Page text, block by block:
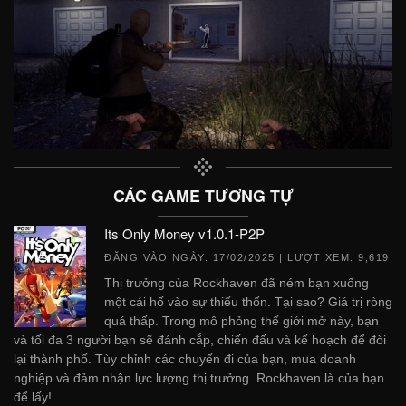
CÁC GAME TƯƠNG TỰ
Its Only Money v1.0.1-P2P
ĐĂNG VÀO NGÀY: 17/02/2025 | LƯỢT XEM: 9,619
Thị trưởng của Rockhaven đã ném bạn xuống
một cái hố vào sự thiếu thốn. Tại sao? Giá trị ròng
quá thấp. Trong mô phỏng thế giới mở này, bạn
và tối đa 3 người bạn sẽ đánh cắp, chiến đấu và kế hoạch để đòi
lại thành phố. Tùy chỉnh các chuyến đi của bạn, mua doanh
nghiệp và đảm nhận lực lượng thị trưởng. Rockhaven là của bạn
để lấy! ...